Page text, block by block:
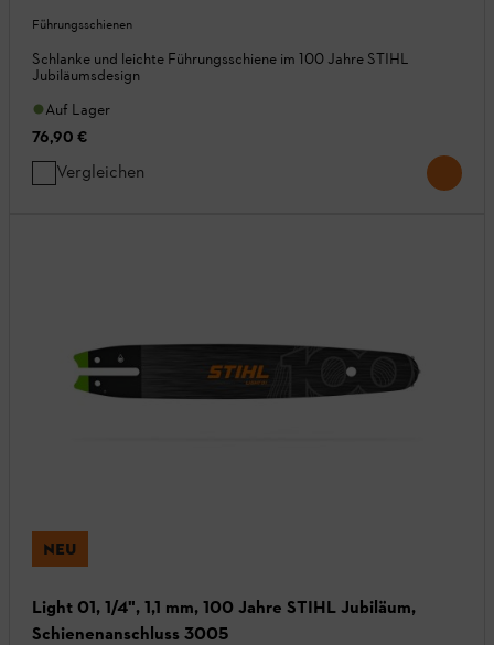
Führungsschienen
Schlanke und leichte Führungsschiene im 100 Jahre STIHL
Jubiläumsdesign
Auf Lager
76,90 €
Vergleichen
NEU
Light 01, 1/4", 1,1 mm, 100 Jahre STIHL Jubiläum,
Schienenanschluss 3005